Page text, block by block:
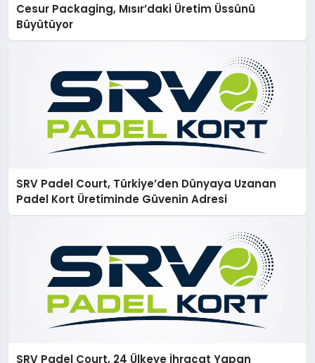
Cesur Packaging, Mısır’daki Üretim Üssünü
Büyütüyor
SRV Padel Court, Türkiye’den Dünyaya Uzanan
Padel Kort Üretiminde Güvenin Adresi
SRV Padel Court, 24 Ülkeye İhracat Yapan